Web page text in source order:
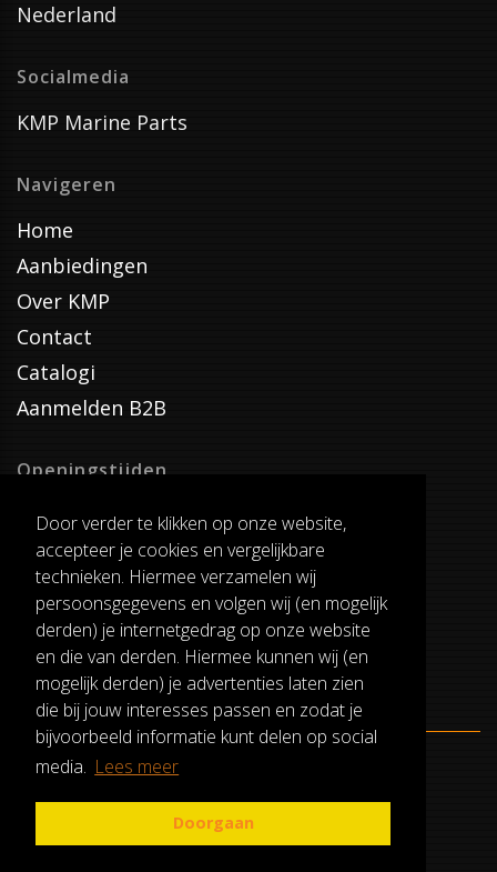
Door verder te klikken op onze website,
accepteer je cookies en vergelijkbare
technieken. Hiermee verzamelen wij
persoonsgegevens en volgen wij (en mogelijk
derden) je internetgedrag op onze website
en die van derden. Hiermee kunnen wij (en
mogelijk derden) je advertenties laten zien
die bij jouw interesses passen en zodat je
bijvoorbeeld informatie kunt delen op social
media. Lees meer
Doorgaan
Nederland
Socialmedia
KMP Marine Parts
Navigeren
Home
Aanbiedingen
Over KMP
Contact
Catalogi
Aanmelden B2B
Openingstijden
Dinsdag T/M Zaterdag
van 8:00-17:00
Verzenddagen
Dinsdag T/M Vrijdag
Pauze
12:30-13:00
ALGEMENE VOORWAARDEN
RUILEN EN RETOURNEREN